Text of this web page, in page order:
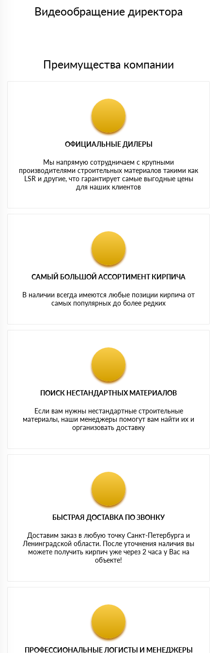
либо Вы забираете товар со склада самовывоза.
Видеообращение директора
Преимущества компании
ОФИЦИАЛЬНЫЕ ДИЛЕРЫ
Мы напрямую сотрудничаем с крупными
производителями строительных материалов такими как
LSR и другие, что гарантирует самые выгодные цены
для наших клиентов
САМЫЙ БОЛЬШОЙ АССОРТИМЕНТ КИРПИЧА
В наличии всегда имеются любые позиции кирпича от
самых популярных до более редких
ПОИСК НЕСТАНДАРТНЫХ МАТЕРИАЛОВ
Если вам нужны нестандартные строительные
материалы, наши менеджеры помогут вам найти их и
организовать доставку
БЫСТРАЯ ДОСТАВКА ПО ЗВОНКУ
Доставим заказ в любую точку Санкт-Петербурга и
Ленинградской области. После уточнения наличия вы
можете получить кирпич уже через 2 часа у Вас на
объекте!
ПРОФЕССИОНАЛЬНЫЕ ЛОГИСТЫ И МЕНЕДЖЕРЫ